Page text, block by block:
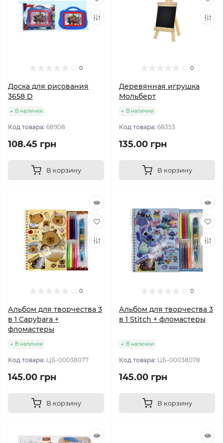
0
Доска для рисования
3658 D
В наличии
Код товара: 68908
108.45 грн
В корзину
0
Деревянная игрушка
Мольберт
В наличии
Код товара: 68353
135.00 грн
В корзину
0
Альбом для творчества 3
в 1 Capybara +
фломастеры
В наличии
Код товара: ЦБ-00038077
145.00 грн
В корзину
0
Альбом для творчества 3
в 1 Stitch + фломастеры
В наличии
Код товара: ЦБ-00038078
145.00 грн
В корзину